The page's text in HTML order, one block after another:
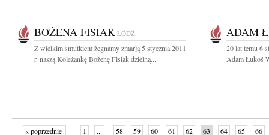
BOŻENA FISIAK ŁÓDŹ
Z wielkim smutkiem żegnamy zmarłą 5 stycznia 2011
r. naszą Koleżankę Bożenę Fisiak dzielną...
ADAM
20 lat temu 6
Adam Łukoś
« poprzednie 1 ... 58 59 60 61 62 63 64 65 66